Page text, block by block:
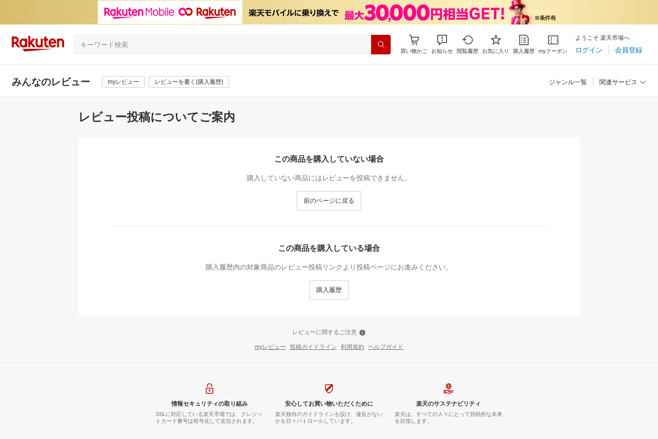
買い物かご お知らせ 閲覧履歴 お気に入り 購入履歴 myクーポン
ようこそ 楽天市場へ
ログイン 会員登録
みんなのレビュー myレビュー レビューを書く(購入履歴) ジャンル一覧 関連サービス
レビュー投稿についてご案内
この商品を購入していない場合
購入していない商品にはレビューを投稿できません。
前のページに戻る
この商品を購入している場合
購入履歴内の対象商品のレビュー投稿リンクより投稿ページにお進みください。
購入履歴
レビューに関するご注意
myレビュー 投稿ガイドライン 利用規約 ヘルプガイド
情報セキュリティの取り組み
SSLに対応している楽天市場では、クレジッ
トカード番号は暗号化して送信されます。
安心してお買い物いただくために
楽天独自のガイドラインを設け、違反がない
かを日々パトロールしています。
楽天のサステナビリティ
楽天は、すべての人々にとって持続的な未来
を目指します。